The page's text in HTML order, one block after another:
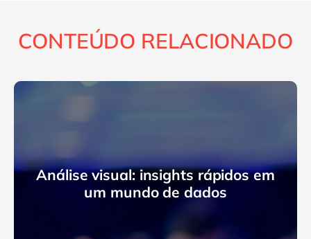
CONTEÚDO RELACIONADO
Análise visual: insights rápidos em
um mundo de dados